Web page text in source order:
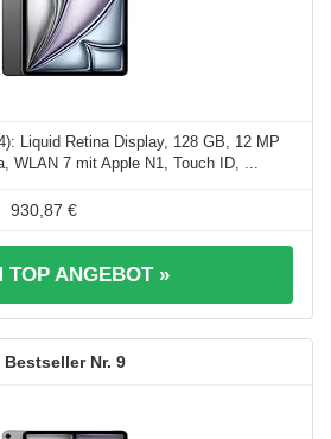
Liquid Retina Display, 128 GB, 12 MP
WLAN 7 mit Apple N1, Touch ID, ...
930,87 €
TOP ANGEBOT »
9